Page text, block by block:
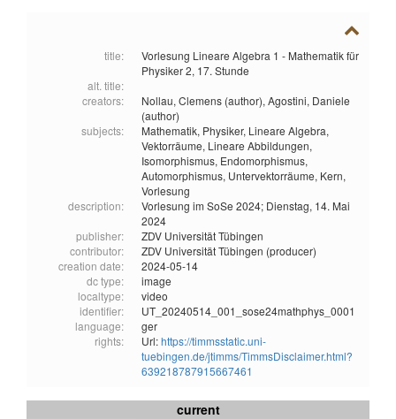
title:
Vorlesung Lineare Algebra 1 - Mathematik für
Physiker 2, 17. Stunde
alt. title:
creators:
Nollau, Clemens (author), Agostini, Daniele
(author)
subjects:
Mathematik, Physiker, Lineare Algebra,
Vektorräume, Lineare Abbildungen,
Isomorphismus, Endomorphismus,
Automorphismus, Untervektorräume, Kern,
Vorlesung
description:
Vorlesung im SoSe 2024; Dienstag, 14. Mai
2024
publisher:
ZDV Universität Tübingen
contributor:
ZDV Universität Tübingen (producer)
creation date:
2024-05-14
dc type:
image
localtype:
video
identifier:
UT_20240514_001_sose24mathphys_0001
language:
ger
rights:
Url:https://timmsstatic.uni-
tuebingen.de/jtimms/TimmsDisclaimer.html?
639218787915667461
current